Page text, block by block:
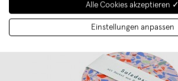
Alle Cookies akzeptieren ✓
Einstellungen anpassen